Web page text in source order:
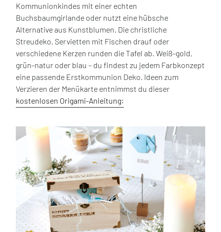
Kommunionkindes mit einer echten
Buchsbaumgirlande oder nutzt eine hübsche
Alternative aus Kunstblumen. Die christliche
Streudeko, Servietten mit Fischen drauf oder
verschiedene Kerzen runden die Tafel ab. Weiß-gold,
grün-natur oder blau – du findest zu jedem Farbkonzept
eine passende Erstkommunion Deko. Ideen zum
Verzieren der Menükarte entnimmst du dieser
kostenlosen Origami-Anleitung: